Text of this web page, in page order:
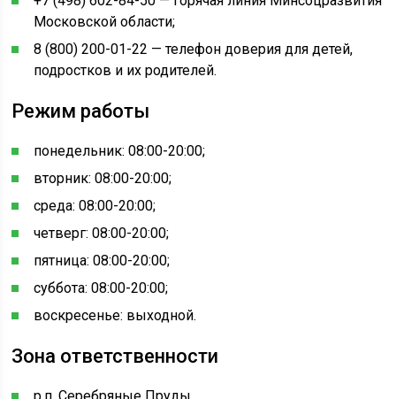
Московской области;
8 (800) 200-01-22 — телефон доверия для детей,
подростков и их родителей.
Режим работы
понедельник: 08:00-20:00;
вторник: 08:00-20:00;
среда: 08:00-20:00;
четверг: 08:00-20:00;
пятница: 08:00-20:00;
суббота: 08:00-20:00;
воскресенье: выходной.
Зона ответственности